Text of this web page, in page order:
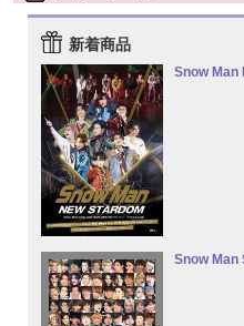
新着商品
Snow Man
Snow Man